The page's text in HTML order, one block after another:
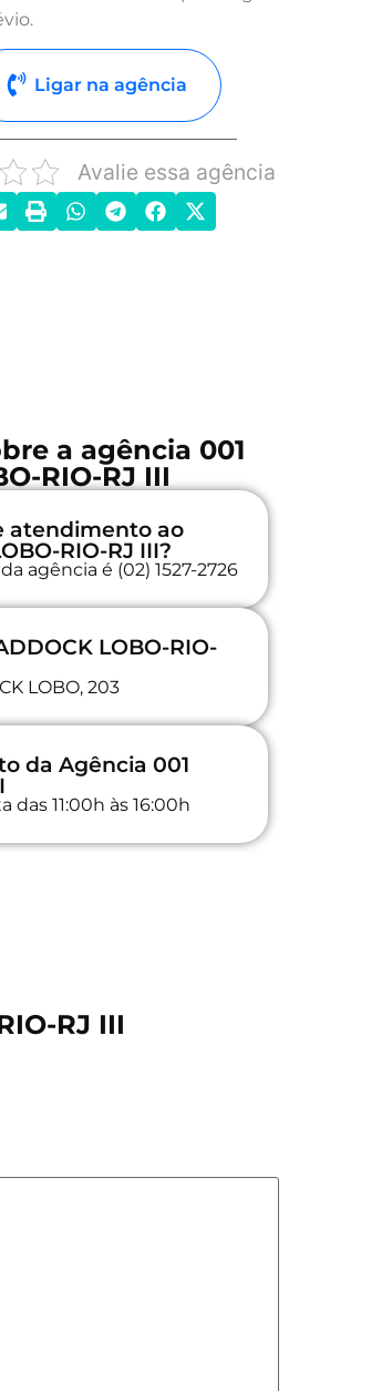
Ligar na agência
Avalie essa agência
a agência 001
RIO-RJ III
atendimento ao
RIO-RJ III?
agência é (02) 1527-2726
LOBO-RIO-
LOBO, 203
da Agência 001
11:00h às 16:00h
RJ III